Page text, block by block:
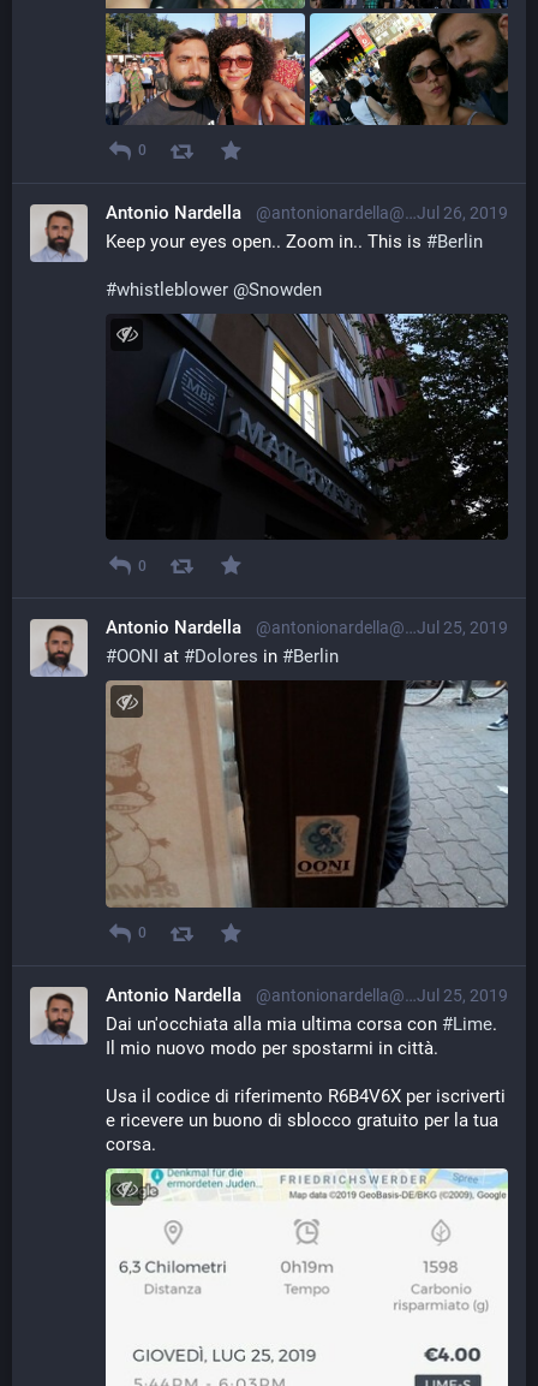
0
Jul 26, 2019
Antonio Nardella @antonionardella@librem.one
Keep your eyes open.. Zoom in.. This is #Berlin
#whistleblower @Snowden
0
Jul 25, 2019
Antonio Nardella @antonionardella@librem.one
#OONI at #Dolores in #Berlin
0
Jul 25, 2019
Antonio Nardella @antonionardella@librem.one
Dai un'occhiata alla mia ultima corsa con #Lime.
Il mio nuovo modo per spostarmi in città.
Usa il codice di riferimento R6B4V6X per iscriverti
e ricevere un buono di sblocco gratuito per la tua
corsa.